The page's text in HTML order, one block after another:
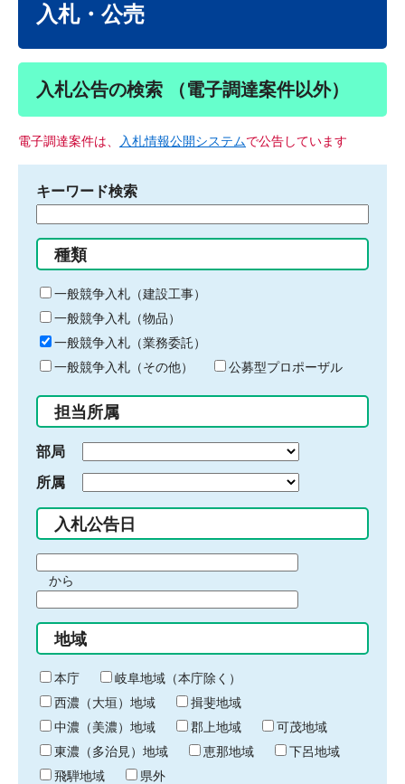
入札・公売
入札公告の検索 （電子調達案件以外）
電子調達案件は、 入札情報公開システムで公告しています
キーワード検索
る
キ
ー
ワ
ー
ド
入
力
種類
一般競争入札（建設工事）
一般競争入札（物品）
一般競争入札（業務委託）
一般競争入札（その他）
公募型プロポーザル
担当所属
部局
所属
入札公告日
間
始
り
から
間
終
わ
り
地域
本庁
岐阜地域（本庁除く）
西濃（大垣）地域
揖斐地域
中濃（美濃）地域
郡上地域
可茂地域
東濃（多治見）地域
恵那地域
下呂地域
飛騨地域
県外